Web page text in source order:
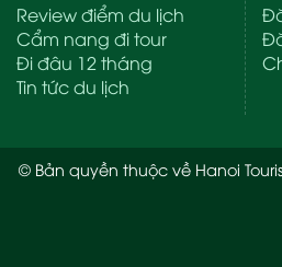
Review điểm du lịch
Cẩm nang đi tour
Đi đâu 12 tháng
Tin tức du lịch
© Bản quyền thuộc về Hanoi